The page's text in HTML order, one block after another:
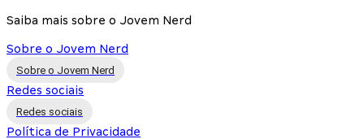
Saiba mais sobre o Jovem Nerd
Sobre o Jovem Nerd
Sobre o Jovem Nerd
Redes sociais
Redes sociais
Política de Privacidade